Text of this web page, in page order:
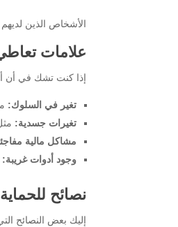
الأشخاص الذين
علامات
إذا كنت تشك في أن
تغير في السلوك:
تغيرات جسدية:
مشاكل مالية
وجود أدوات غريبة:
نصائح
إليك بعض النصائح